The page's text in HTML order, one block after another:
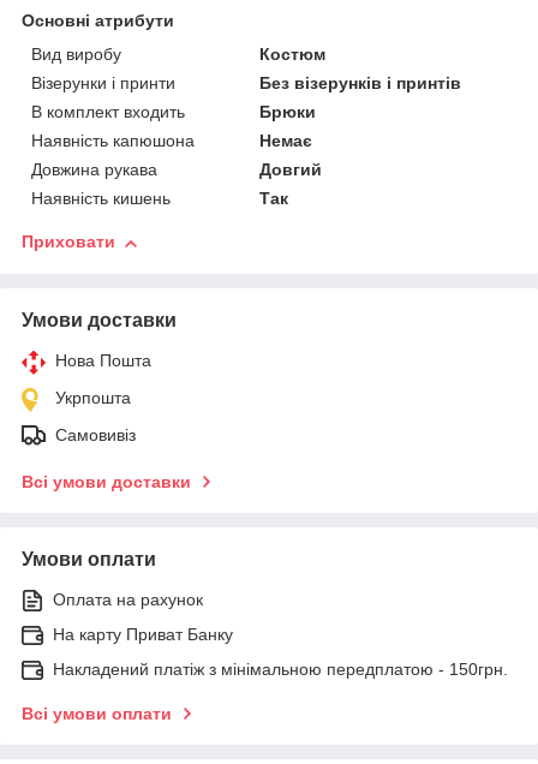
Основні атрибути
Вид виробу
Костюм
Візерунки і принти
Без візерунків і принтів
В комплект входить
Брюки
Наявність капюшона
Немає
Довжина рукава
Довгий
Наявність кишень
Так
Приховати
Умови доставки
Нова Пошта
Укрпошта
Самовивіз
Всі умови доставки
Умови оплати
Оплата на рахунок
На карту Приват Банку
Накладений платіж з мінімальною передплатою - 150грн.
Всі умови оплати